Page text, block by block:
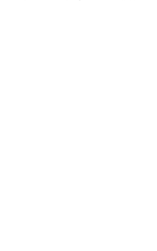
Festiline Lievin 2026